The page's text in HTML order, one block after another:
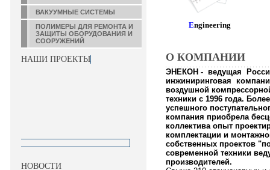
ВАКУУМНЫЕ СИСТЕМЫ
ПОЛИМЕРЫ ДЛЯ РЕМОНТА И
ЗАЩИТЫ ОБОРУДОВАНИЯ И
СООРУЖЕНИЙ
НАШИ ПРОЕКТЫ
НОВОСТИ
Engineering
О КОМПАНИИ
ЭНЕКОН - ведущая
инжиниринговая
воздушной
техники с 1996 года.
успешного
компания приобрела
коллектива опыт
комплектации и
собственных проектов
современной техники
производителей.